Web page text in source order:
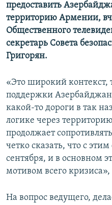
предоставить
территорию Армении,
Общественного
секретарь Совета
Григорян.
«Это широкий контекст,
поддержки
какой-то дороги в так
логике через
продолжает
четко сказать, что с
сентября, и в основном
мотивом всего
На вопрос ведущего,